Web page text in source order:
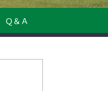
Ｑ＆Ａ